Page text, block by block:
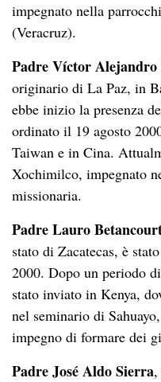
impegnato nella
(Veracruz).
Padre Víctor
originario di La Paz, in
ebbe inizio la presenza
ordinato il 19 agosto
Taiwan e in Cina.
Xochimilco, impegnato
missionaria.
Padre Lauro
stato di Zacatecas, è
2000. Dopo un periodo
stato inviato in Kenya,
nel seminario di
impegno di formare dei
Padre José Aldo Sierra